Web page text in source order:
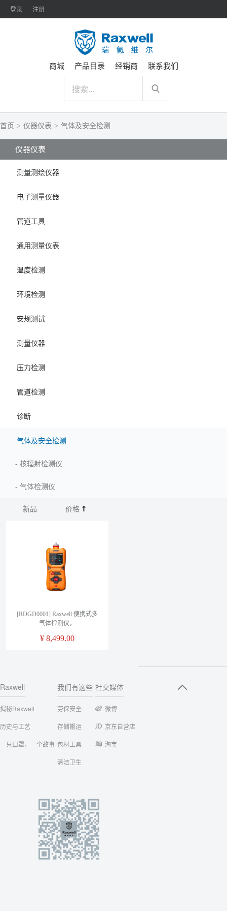
登录 注册
商城 产品目录 经销商 联系我们
首页 > 仪器仪表 > 气体及安全检测
仪器仪表
测量测绘仪器
电子测量仪器
管道工具
通用测量仪表
温度检测
环境检测
安规测试
测量仪器
压力检测
管道检测
诊断
气体及安全检测
- 核辐射检测仪
- 气体检测仪
新品 价格
[RDGD0001] Raxwell 便携式多
气体检测仪，
泵吸式，充电款电池可拆卸，
¥ 8,499.00
Raxwell
揭秘Raxwell
历史与工艺
一只口罩，一个故事
我们有这些
劳保安全
存储搬运
包材工具
清洁卫生
社交媒体
微博
京东自营店
淘宝